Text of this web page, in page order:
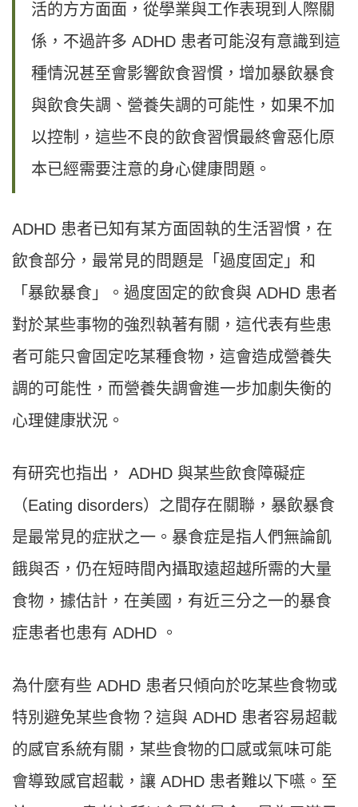
活的方方面面，從學業與工作表現到人際關
係，不過許多 ADHD 患者可能沒有意識到這
種情況甚至會影響飲食習慣，增加暴飲暴食
與飲食失調、營養失調的可能性，如果不加
以控制，這些不良的飲食習慣最終會惡化原
本已經需要注意的身心健康問題。
ADHD 患者已知有某方面固執的生活習慣，在
飲食部分，最常見的問題是「過度固定」和
「暴飲暴食」。過度固定的飲食與 ADHD 患者
對於某些事物的強烈執著有關，這代表有些患
者可能只會固定吃某種食物，這會造成營養失
調的可能性，而營養失調會進一步加劇失衡的
心理健康狀況。
有研究也指出， ADHD 與某些飲食障礙症
（Eating disorders）之間存在關聯，暴飲暴食
是最常見的症狀之一。暴食症是指人們無論飢
餓與否，仍在短時間內攝取遠超越所需的大量
食物，據估計，在美國，有近三分之一的暴食
症患者也患有 ADHD 。
為什麼有些 ADHD 患者只傾向於吃某些食物或
特別避免某些食物？這與 ADHD 患者容易超載
的感官系統有關，某些食物的口感或氣味可能
會導致感官超載，讓 ADHD 患者難以下嚥。至